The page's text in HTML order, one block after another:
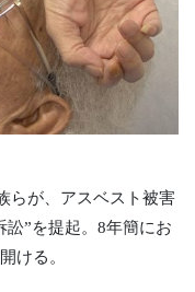
らが、アスベスト被害
訟”を提起。8年簡にお
ける。